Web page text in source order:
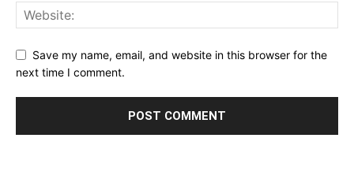
Save my name, email, and website in this browser for the
next time I comment.